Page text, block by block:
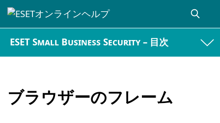
ESET Small Business Security – 目次
ブラウザーのフレーム